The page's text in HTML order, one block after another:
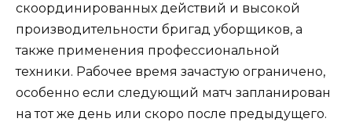
скоординированных действий и высокой
производительности бригад уборщиков, а
также применения профессиональной
техники. Рабочее время зачастую ограничено,
особенно если следующий матч запланирован
на тот же день или скоро после предыдущего.